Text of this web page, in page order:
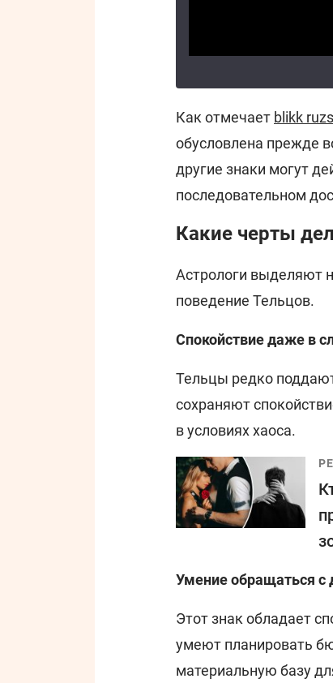
Как отмечает blikk ruzs
обусловлена прежде
другие знаки могут
последовательном
Какие черты
Астрологи выделяют
поведение Тельцов.
Спокойствие даже в
Тельцы редко
сохраняют
в условиях хаоса.
Умение обращаться с
Этот знак обладает
умеют планировать
материальную базу